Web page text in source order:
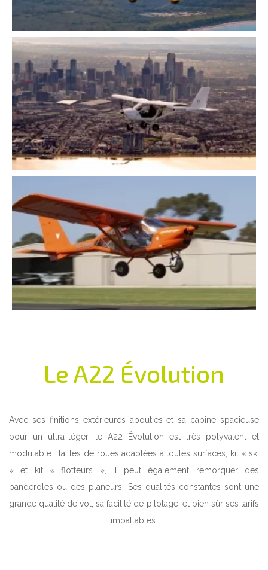
Le A22 Évolution
Avec ses finitions extérieures abouties et sa cabine spacieuse
pour un ultra-léger, le A22 Évolution est très polyvalent et
modulable : tailles de roues adaptées à toutes surfaces, kit « ski
» et kit « flotteurs », il peut également remorquer des
banderoles ou des planeurs. Ses qualités constantes sont une
grande qualité de vol, sa facilité de pilotage, et bien sûr ses tarifs
imbattables.